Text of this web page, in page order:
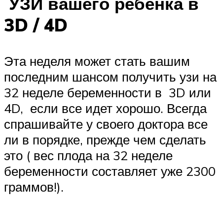
3D / 4D
Эта неделя может стать вашим
последним шансом получить узи на
32 неделе беременности в 3D или
4D, если все идет хорошо. Всегда
спрашивайте у своего доктора все
ли в порядке, прежде чем сделать
это ( вес плода на 32 неделе
беременности составляет уже 2300
граммов!).